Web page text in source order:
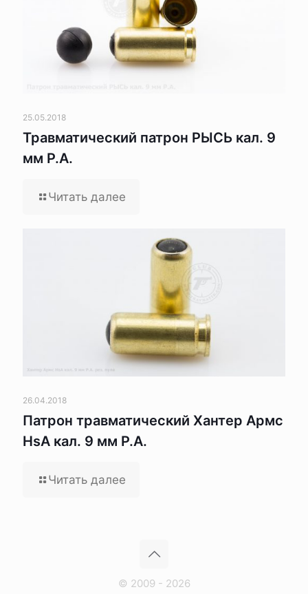
25.05.2018
Травматический патрон РЫСЬ кал. 9
мм Р.А.
Читать далее
26.04.2018
Патрон травматический Хантер Армс
HsA кал. 9 мм Р.А.
Читать далее
© 2009 - 2026